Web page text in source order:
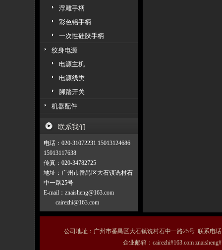
浮雕手柄
彩色铝手柄
一次性硅胶手柄
纹身电源
电源主机
电源线类
脚踏开关
机器配件
联系我们
电话：020-31072231 15013124686
15913117638
传真：020-34782725
地址：广州市番禺区大石镇诜村石
中一路25号
E-mail：znaisheng@163.com
cairezhi@163.com
公司地址：广州市番禺区大石镇诜村石中一路25号 联系电话
企业邮箱：cairezhi#163.com